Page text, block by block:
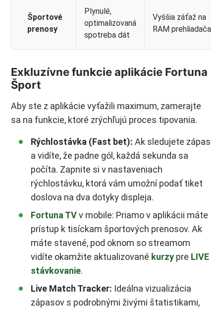
Športové
prenosy
Plynulé,
optimalizovaná
spotreba dát
Vyššia záťaž na
RAM prehliadača
Exkluzívne funkcie aplikácie Fortuna
Šport
Aby ste z aplikácie vyťažili maximum, zamerajte
sa na funkcie, ktoré zrýchľujú proces tipovania.
Rýchlostávka (Fast bet): Ak sledujete zápas
a vidíte, že padne gól, každá sekunda sa
počíta. Zapnite si v nastaveniach
rýchlostávku, ktorá vám umožní podať tiket
doslova na dva dotyky displeja.
Fortuna TVv mobile: Priamo v aplikácii máte
prístup k tisíckam športových prenosov. Ak
máte stavené, pod oknom so streamom
vidíte okamžite aktualizované kurzy pre LIVE
stávkovanie.
Live Match Tracker: Ideálna vizualizácia
zápasov s podrobnými živými štatistikami,